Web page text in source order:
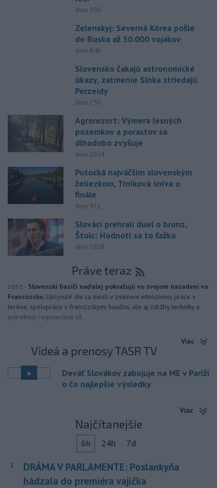
dnes 9:36
Zelenskyj: Severná Kórea pošle
do Ruska až 50.000 vojakov
dnes 8:46
Slovensko čakajú astronomické
úkazy, zatmenie Slnka striedajú
Perzeidy
dnes 7:36
Agrorezort: Výmera lesných
pozemkov a porastov sa
dlhodobo zvyšuje
dnes 10:24
Potocká najväčším slovenským
želiezkom, Trníková sníva o
finále
dnes 9:11
Slováci prehrali duel o bronz,
Štolc: Hodnotí sa to ťažko
dnes 10:18
Práve teraz
10:52 - Slovenskí hasiči naďalej pokračujú vo svojom nasadení vo
Francúzsku. Uplynulé dni sa niesli v znamení intenzívnej práce v
teréne, spolupráce s francúzskymi hasičmi, ale aj údržby techniky a
potrebnej regenerácie síl.
Viac
Videá a prenosy TASR TV
Deväť Slovákov zabojuje na ME v Paríži
o čo najlepšie výsledky
Viac
Najčítanejšie
6h 24h 7d
1
DRÁMA V PARLAMENTE: Poslankyňa
hádzala do premiéra vajíčka